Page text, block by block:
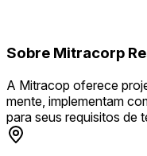
Sobre Mitracorp
A Mitracop oferece
mente, implementam
para seus requisitos de